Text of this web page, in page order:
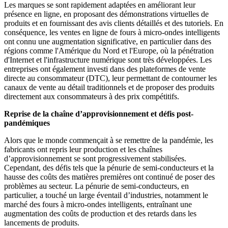
Les marques se sont rapidement adaptées en améliorant leur
présence en ligne, en proposant des démonstrations virtuelles de
produits et en fournissant des avis clients détaillés et des tutoriels. En
conséquence, les ventes en ligne de fours à micro-ondes intelligents
ont connu une augmentation significative, en particulier dans des
régions comme l'Amérique du Nord et l'Europe, où la pénétration
d'Internet et l'infrastructure numérique sont très développées. Les
entreprises ont également investi dans des plateformes de vente
directe au consommateur (DTC), leur permettant de contourner les
canaux de vente au détail traditionnels et de proposer des produits
directement aux consommateurs à des prix compétitifs.
Reprise de la chaîne d’approvisionnement et défis post-
pandémiques
Alors que le monde commençait à se remettre de la pandémie, les
fabricants ont repris leur production et les chaînes
d’approvisionnement se sont progressivement stabilisées.
Cependant, des défis tels que la pénurie de semi-conducteurs et la
hausse des coûts des matières premières ont continué de poser des
problèmes au secteur. La pénurie de semi-conducteurs, en
particulier, a touché un large éventail d’industries, notamment le
marché des fours à micro-ondes intelligents, entraînant une
augmentation des coûts de production et des retards dans les
lancements de produits.